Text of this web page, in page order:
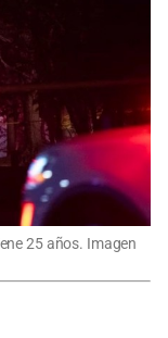
25 años. Imagen